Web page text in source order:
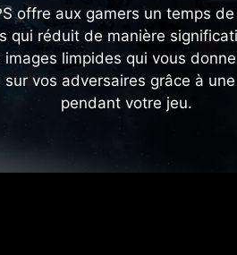
offre aux gamers un temps
qui réduit de manière
images limpides qui vous
vos adversaires grâce à
pendant votre jeu.